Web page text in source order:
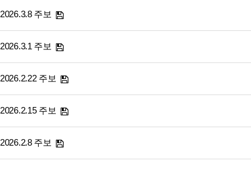
2026.3.8 주보
2026.3.1 주보
2026.2.22 주보
2026.2.15 주보
2026.2.8 주보